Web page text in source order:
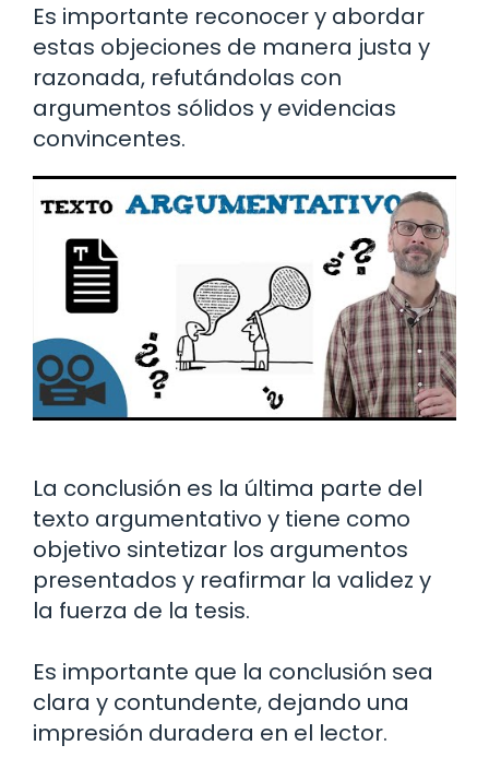
Es importante reconocer y abordar
estas objeciones de manera justa y
razonada, refutándolas con
argumentos sólidos y evidencias
convincentes.
La conclusión es la última parte del
texto argumentativo y tiene como
objetivo sintetizar los argumentos
presentados y reafirmar la validez y
la fuerza de la tesis.
Es importante que la conclusión sea
clara y contundente, dejando una
impresión duradera en el lector.